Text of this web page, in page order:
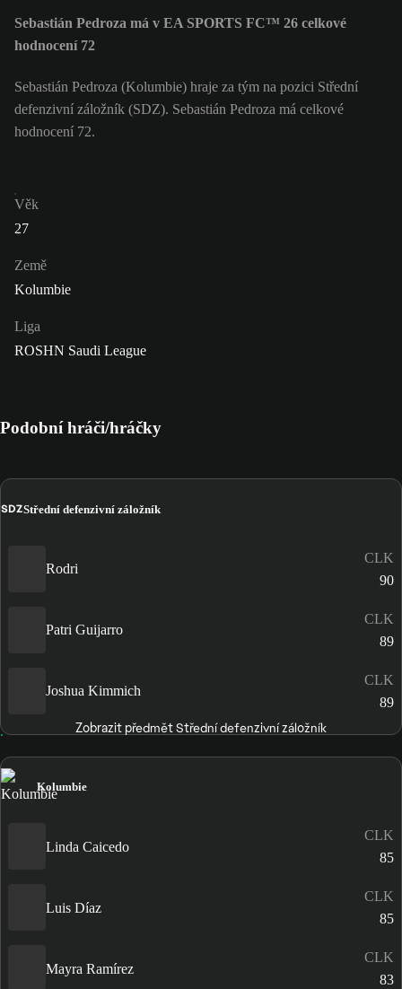
Sebastián Pedroza má v EA SPORTS FC™ 26 celkové
hodnocení 72
Sebastián Pedroza (Kolumbie) hraje za tým na pozici Střední
defenzivní záložník (SDZ). Sebastián Pedroza má celkové
hodnocení 72.
Věk
27
Země
Kolumbie
Liga
ROSHN Saudi League
Podobní hráči/hráčky
SDZStřední defenzivní záložník
Rodri
CLK
90
Patri Guijarro
CLK
89
Joshua Kimmich
CLK
89
Zobrazit předmět Střední defenzivní záložník
Kolumbie
Linda Caicedo
CLK
85
Luis Díaz
CLK
85
Mayra Ramírez
CLK
83